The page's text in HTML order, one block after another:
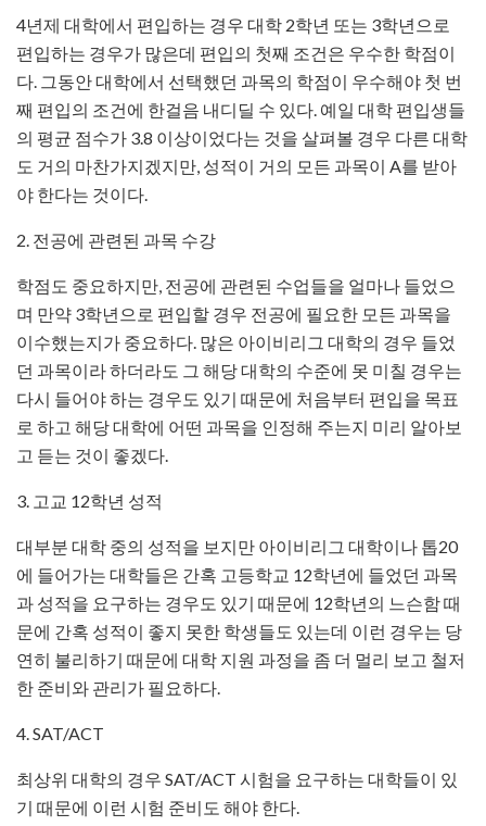
4년제 대학에서 편입하는 경우 대학 2학년 또는 3학년으로
편입하는 경우가 많은데 편입의 첫째 조건은 우수한 학점이
다. 그동안 대학에서 선택했던 과목의 학점이 우수해야 첫 번
째 편입의 조건에 한걸음 내디딜 수 있다. 예일 대학 편입생들
의 평균 점수가 3.8 이상이었다는 것을 살펴볼 경우 다른 대학
도 거의 마찬가지겠지만, 성적이 거의 모든 과목이 A를 받아
야 한다는 것이다.
2. 전공에 관련된 과목 수강
학점도 중요하지만, 전공에 관련된 수업들을 얼마나 들었으
며 만약 3학년으로 편입할 경우 전공에 필요한 모든 과목을
이수했는지가 중요하다. 많은 아이비리그 대학의 경우 들었
던 과목이라 하더라도 그 해당 대학의 수준에 못 미칠 경우는
다시 들어야 하는 경우도 있기 때문에 처음부터 편입을 목표
로 하고 해당 대학에 어떤 과목을 인정해 주는지 미리 알아보
고 듣는 것이 좋겠다.
3. 고교 12학년 성적
대부분 대학 중의 성적을 보지만 아이비리그 대학이나 톱20
에 들어가는 대학들은 간혹 고등학교 12학년에 들었던 과목
과 성적을 요구하는 경우도 있기 때문에 12학년의 느슨함 때
문에 간혹 성적이 좋지 못한 학생들도 있는데 이런 경우는 당
연히 불리하기 때문에 대학 지원 과정을 좀 더 멀리 보고 철저
한 준비와 관리가 필요하다.
4. SAT/ACT
최상위 대학의 경우 SAT/ACT 시험을 요구하는 대학들이 있
기 때문에 이런 시험 준비도 해야 한다.